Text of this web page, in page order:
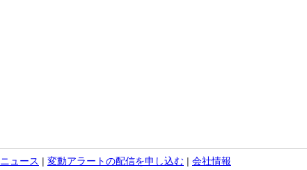
ュース | 変動アラートの配信を申し込む | 会社情報